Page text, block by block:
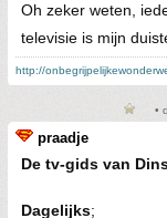
Oh zeker weten,
televisie is mijn
http://
•
praadje
De tv-gids van
Dagelijks;